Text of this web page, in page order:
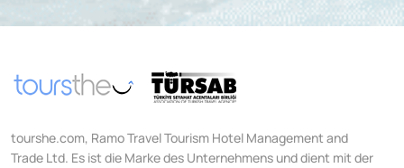
tourshe.com, Ramo Travel Tourism Hotel Management and
Trade Ltd. Es ist die Marke des Unternehmens und dient mit der